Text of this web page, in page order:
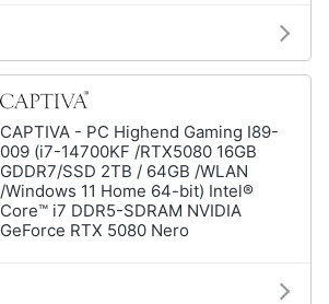
CAPTIVA - PC Highend Gaming I89-
009 (i7-14700KF /RTX5080 16GB
GDDR7/SSD 2TB / 64GB /WLAN
/Windows 11 Home 64-bit) Intel®
Core™ i7 DDR5-SDRAM NVIDIA
GeForce RTX 5080 Nero